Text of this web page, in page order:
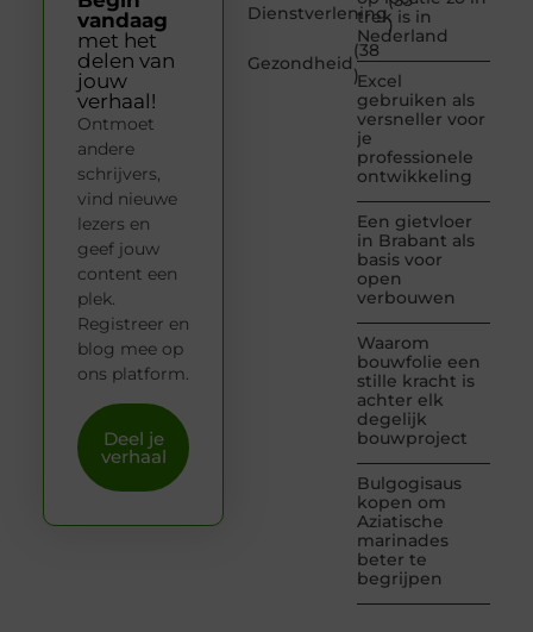
Dienstverlening
)
Gezondheid
(38
)
trek is in
Nederland
Excel
gebruiken als
versneller voor
je
professionele
ontwikkeling
Een gietvloer
in Brabant als
basis voor
open
verbouwen
Waarom
bouwfolie een
stille kracht is
achter elk
degelijk
bouwproject
Bulgogisaus
kopen om
Aziatische
marinades
beter te
begrijpen
vandaag
met het
delen van
jouw
verhaal!
Ontmoet
andere
schrijvers,
vind nieuwe
lezers en
geef jouw
content een
plek.
Registreer en
blog mee op
ons platform.
Deel je
verhaal